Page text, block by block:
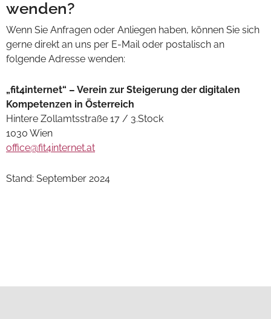
wenden?
Wenn Sie Anfragen oder Anliegen haben, können Sie sich
gerne direkt an uns per E-Mail oder postalisch an
folgende Adresse wenden:
„fit4internet“ – Verein zur Steigerung der digitalen
Kompetenzen in Österreich
Hintere Zollamtsstraße 17 / 3.Stock
1030 Wien
office@fit4internet.at
Stand: September 2024